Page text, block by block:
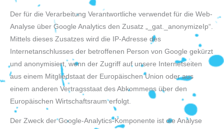
Der für die Verarbeitung Verantwortliche verwendet für die Web-
Analyse über Google Analytics den Zusatz „_gat._anonymizeIp“.
Mittels dieses Zusatzes wird die IP-Adresse des
Internetanschlusses der betroffenen Person von Google gekürzt
und anonymisiert, wenn der Zugriff auf unsere Internetseiten
aus einem Mitgliedstaat der Europäischen Union oder aus
einem anderen Vertragsstaat des Abkommens über den
Europäischen Wirtschaftsraum erfolgt.
Der Zweck der Google-Analytics-Komponente ist die Analyse